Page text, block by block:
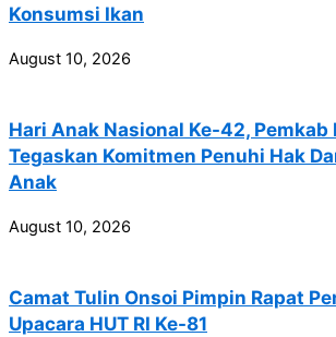
Konsumsi Ikan
August 10, 2026
Hari Anak Nasional Ke-42, Pemkab
Tegaskan Komitmen Penuhi Hak
Anak
August 10, 2026
Camat Tulin Onsoi Pimpin Rapat
Upacara HUT RI Ke-81